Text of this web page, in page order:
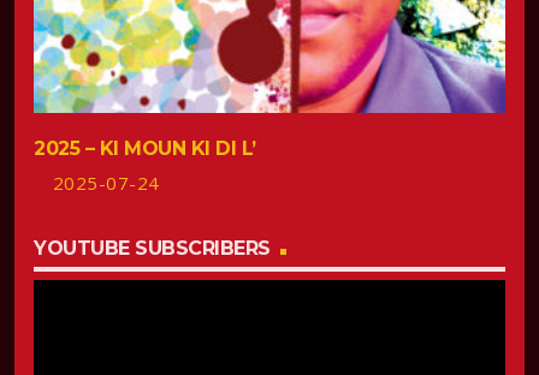
2025 – KI MOUN KI DI L’
2025-07-24
YOUTUBE SUBSCRIBERS